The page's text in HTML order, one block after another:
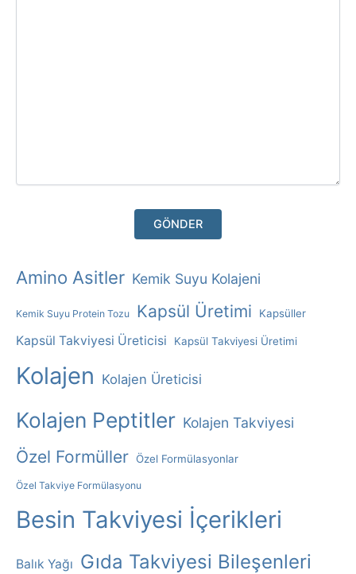
A
T
E
N
A
T
I
F
Amino Asitler Kemik Suyu Kolajeni
Kemik Suyu Protein Tozu Kapsül Üretimi Kapsüller
Kapsül Takviyesi Üreticisi Kapsül Takviyesi Üretimi
Kolajen Kolajen Üreticisi
Kolajen Peptitler Kolajen Takviyesi
Özel Formüller Özel Formülasyonlar
Özel Takviye Formülasyonu
Besin Takviyesi İçerikleri
Balık Yağı Gıda Takviyesi Bileşenleri